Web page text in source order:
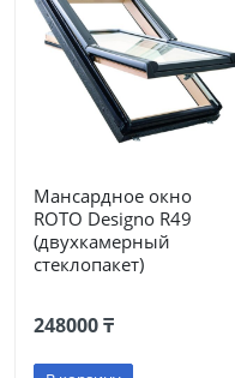
Мансардное окно
ROTO Designo R49
(двухкамерный
стеклопакет)
248000 ₸